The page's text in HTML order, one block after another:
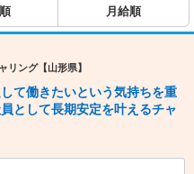
月給順
ング【山形県】
て働きたいという気持ちを重
として長期安定を叶えるチャ